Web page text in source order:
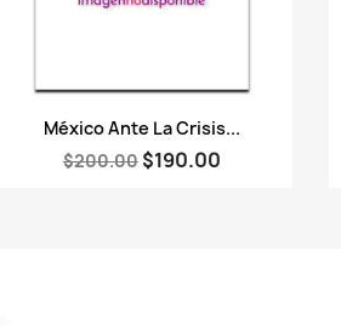
Vista rápida
México Ante La Crisis...
$200.00 $190.00